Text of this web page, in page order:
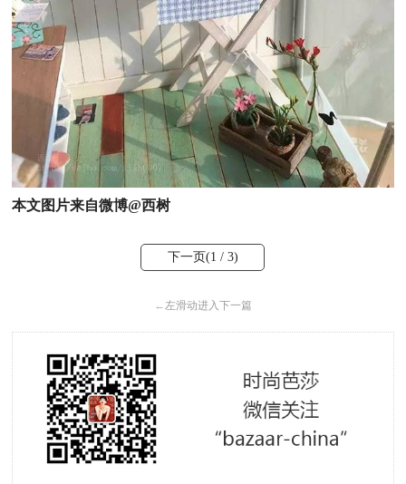
本文图片来自微博@西树
下一页(1 / 3)
←左滑动进入下一篇